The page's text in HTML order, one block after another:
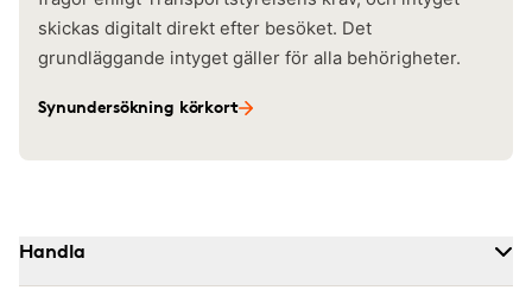
skickas digitalt direkt efter besöket. Det
grundläggande intyget gäller för alla behörigheter.
Synundersökning körkort
Handla